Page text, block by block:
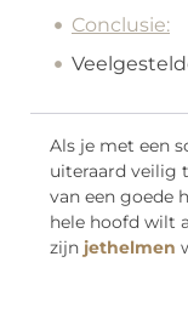
Conclusie:
Als je met een
uiteraard veilig
van een goede
hele hoofd wilt
zijn jethelmen